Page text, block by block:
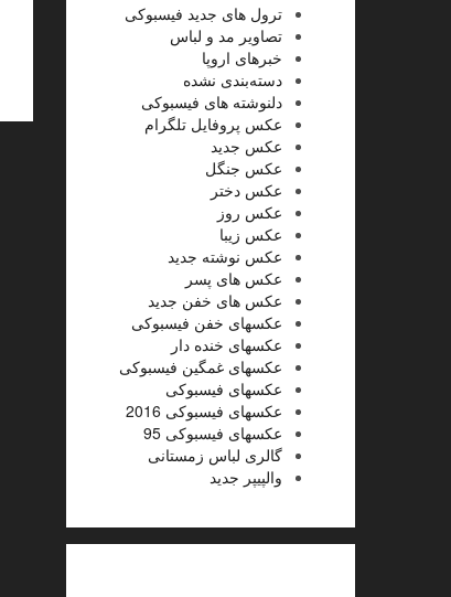
ترول های جدید فیسبوکی
تصاویر مد و لباس
خبرهای اروپا
دسته‌بندی نشده
دلنوشته های فیسبوکی
عکس پروفایل تلگرام
عکس جدید
عکس جنگل
عکس دختر
عکس روز
عکس زیبا
عکس نوشته جدید
عکس های پسر
عکس های خفن جدید
عکسهای خفن فیسبوکی
عکسهای خنده دار
عکسهای غمگین فیسبوکی
عکسهای فیسبوکی
عکسهای فیسبوکی 2016
عکسهای فیسبوکی 95
گالری لباس زمستانی
والپیپر جدید